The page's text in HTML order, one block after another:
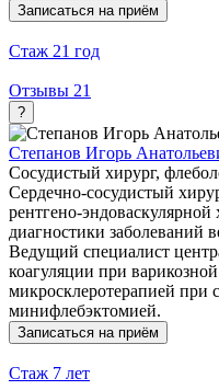
Записаться на приём
Стаж 21 год
Отзывы 21
?
Степанов Игорь
Сосудистый хирург,
Сердечно-сосудистый
рентгено-эндоваскулярной
диагностики заболеваний
Ведущий специалист
коагуляции при
микросклеротерапией при
минифлебэктомией.
Записаться на приём
Стаж 7 лет